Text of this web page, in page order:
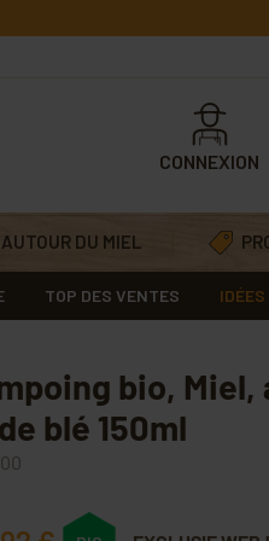
CONNEXION
AUTOUR DU MIEL
TOP DES VENTES
bio, Miel,
blé 150ml